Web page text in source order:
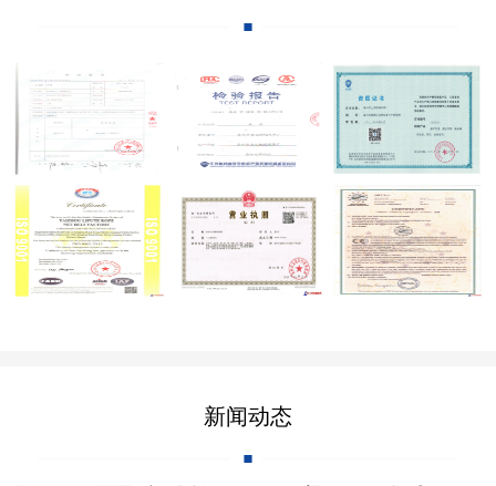
新闻动态